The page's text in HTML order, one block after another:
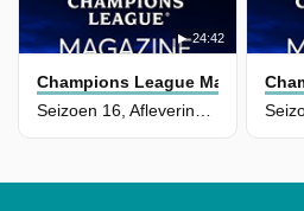
24:42
Champions League Magazine